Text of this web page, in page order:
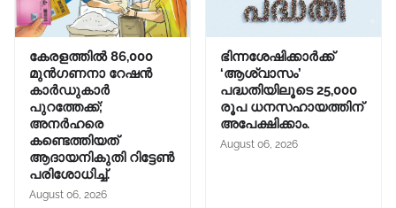
കേരളത്തിൽ 86,000
മുൻഗണനാ റേഷൻ
കാർഡുകാർ
പുറത്തേക്ക്;
അനർഹരെ
കണ്ടെത്തിയത്
ആദായനികുതി റിട്ടേൺ
പരിശോധിച്ച്.
August 06, 2026
ഭിന്നശേഷിക്കാർക്ക്
‘ആശ്വാസം’
പദ്ധതിയിലൂടെ 25,000
രൂപ ധനസഹായത്തിന്
അപേക്ഷിക്കാം.
August 06, 2026